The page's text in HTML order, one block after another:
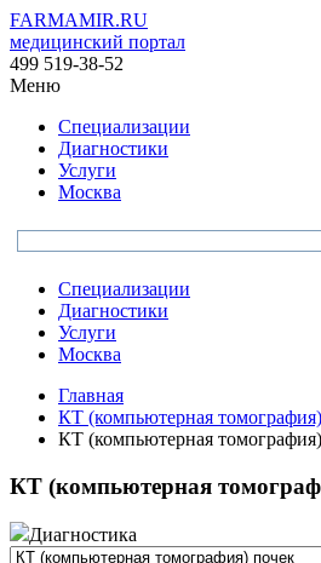
FARMAMIR.RU
медицинский портал
499 519-38-52
Меню
Специализации
Диагностики
Услуги
Москва
Специализации
Диагностики
Услуги
Москва
Главная
КТ (компьютерная томография)
КТ (компьютерная
КТ (компьютерная
Диагностика